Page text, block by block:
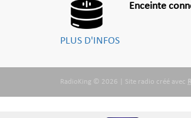
Enceinte
PLUS D'INFOS
RadioKing © 2026 | Site radio créé avec